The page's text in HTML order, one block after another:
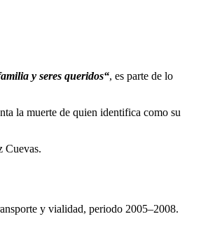
y seres queridos“, es parte de lo
la muerte de quien identifica como su
Cuevas.
y vialidad, periodo 2005–2008.